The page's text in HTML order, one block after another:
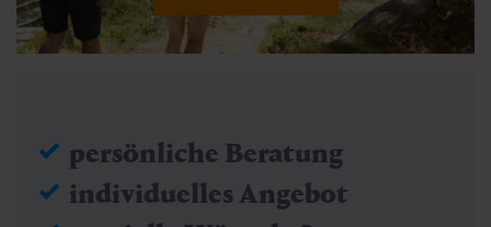
persönliche Beratung
individuelles Angebot